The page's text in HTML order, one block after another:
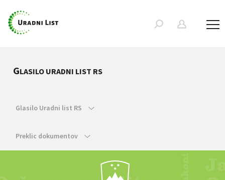
GLASILO URADNI LIST RS
Glasilo Uradni list RS
Preklic dokumentov